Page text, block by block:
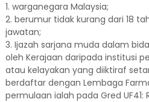
1. warganegara Malaysia;
2. berumur tidak kurang dari 18
jawatan;
3. Ijazah sarjana muda dalam
oleh Kerajaan daripada institusi
atau kelayakan yang diiktiraf
berdaftar dengan Lembaga
permulaan ialah pada Gred UF41: